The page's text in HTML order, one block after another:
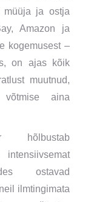
müüja ja ostja
Amazon ja
kogemusest –
on ajas kõik
muutnud,
aina
hõlbustab
ostavad
ilmtingimata